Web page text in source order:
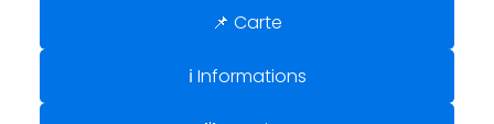
📌 Carte
ℹ️ Informations